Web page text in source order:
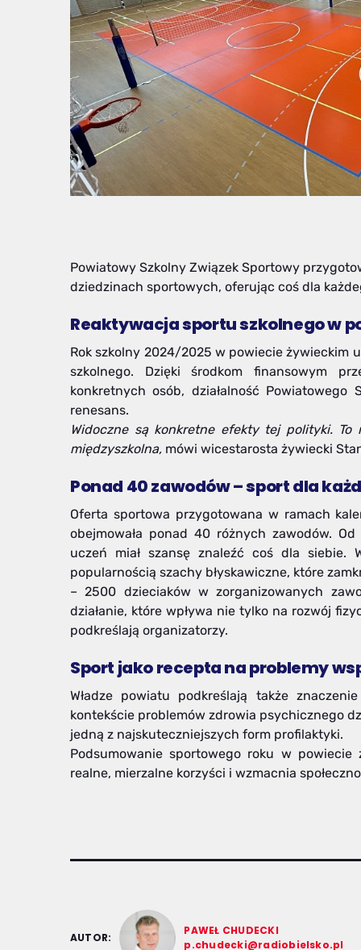
Powiatowy Szkolny Związek Sportowy
dziedzinach sportowych, oferując coś dla
Reaktywacja sportu szkolnego w
Rok szkolny 2024/2025 w powiecie żywieckim
szkolnego. Dzięki środkom finansowym
konkretnych osób, działalność
renesans.
Widoczne są konkretne efekty tej polityki.
międzyszkolna, mówi wicestarosta żywiecki
Ponad 40 zawodów – sport dla
Oferta sportowa przygotowana w ramach
obejmowała ponad 40 różnych zawodów.
uczeń miał szansę znaleźć coś dla siebie.
popularnością szachy błyskawiczne, które
– 2500 dzieciaków w zorganizowanych
działanie, które wpływa nie tylko na rozwój
podkreślają organizatorzy.
Sport jako recepta na problemy
Władze powiatu podkreślają także
kontekście problemów zdrowia psychicznego
jedną z najskuteczniejszych form profilaktyki.
Podsumowanie sportowego roku w
realne, mierzalne korzyści i wzmacnia
AUTOR:
PAWEŁ CHUDECKI
p.chudecki@radiobielsko.pl